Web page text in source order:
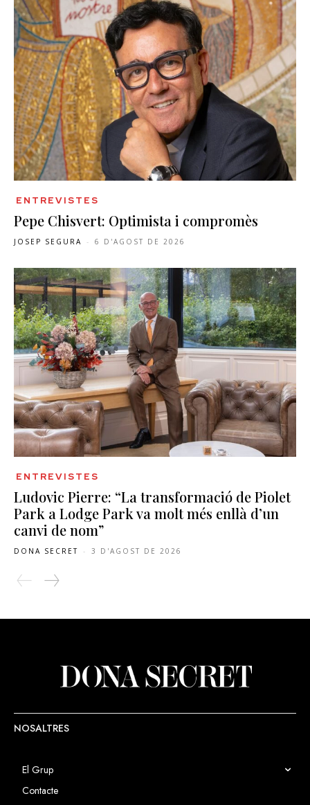
ENTREVISTES
Pepe Chisvert: Optimista i compromès
JOSEP SEGURA - 6 D'AGOST DE 2026
ENTREVISTES
Ludovic Pierre: “La transformació de Piolet
Park a Lodge Park va molt més enllà d’un
canvi de nom”
DONA SECRET - 3 D'AGOST DE 2026
NOSALTRES
El Grup
Contacte